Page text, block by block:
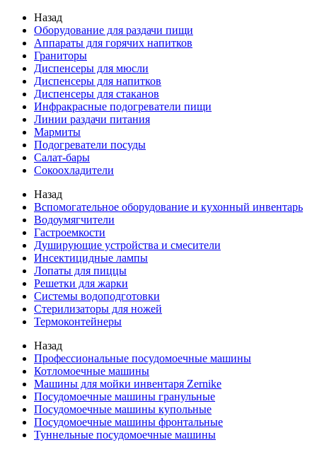
Назад
Оборудование для раздачи пищи
Аппараты для горячих напитков
Граниторы
Диспенсеры для мюсли
Диспенсеры для напитков
Диспенсеры для стаканов
Инфракрасные подогреватели пищи
Линии раздачи питания
Мармиты
Подогреватели посуды
Салат-бары
Сокоохладители
Назад
Вспомогательное оборудование и кухонный инвентарь
Водоумягчители
Гастроемкости
Душирующие устройства и смесители
Инсектицидные лампы
Лопаты для пиццы
Решетки для жарки
Системы водоподготовки
Стерилизаторы для ножей
Термоконтейнеры
Назад
Профессиональные посудомоечные машины
Котломоечные машины
Машины для мойки инвентаря Zernike
Посудомоечные машины гранульные
Посудомоечные машины купольные
Посудомоечные машины фронтальные
Туннельные посудомоечные машины